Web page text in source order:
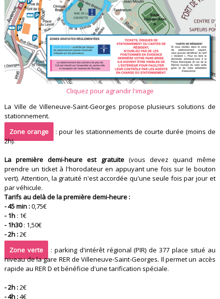
Cliquez pour agrandir l'image
La Ville de Villeneuve-Saint-Georges propose plusieurs solutions de
stationnement.
Zone orange
: pour les stationnements de courte durée (moins de
2h).
La première demi-heure est gratuite(vous devez quand même
prendre un ticket à l'horodateur en appuyant une fois sur le bouton
vert). Attention, la gratuité n'est accordée qu'une seule fois par jour et
par véhicule.
Tarifs au delà de la première demi-heure :
- 45 min :0,75€
- 1h : 1€
- 1h30: 1,50€
- 2h :2€
Zone verte
: parking d'intérêt régional (PIR) de 377 place situé au
niveau de la gare RER de Villeneuve-Saint-Georges. Il permet un accès
rapide au RER D et bénéficie d'une tarification spéciale.
- 2h :2€
- 4h :4€